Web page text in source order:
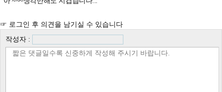
☞ 로그인 후 의견을 남기실 수 있습니다
작성자 :